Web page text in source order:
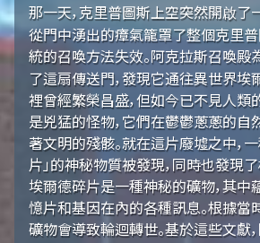
那一天，克里普圖斯上空突然開啟了
從門中湧出的瘴氣籠罩了整個克里普
統的召喚方法失效。阿克拉斯召喚殿
了這扇傳送門，發現它通往異世界埃
裡曾經繁榮昌盛，但如今已不見人類
是兇猛的怪物，它們在鬱鬱蔥蔥的自
著文明的殘骸。就在這片廢墟之中，
片」的神秘物質被發現，同時也發現
埃爾德碎片是一種神秘的礦物，其中
憶片和基因在內的各種訊息。根據當
礦物會導致輪迴轉世。基於這些文獻